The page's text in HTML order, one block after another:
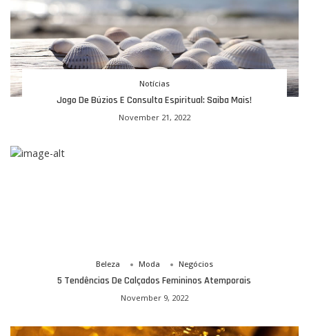
Notícias
Jogo De Búzios E Consulta Espiritual: Saiba Mais!
November 21, 2022
Beleza Moda Negócios
5 Tendências De Calçados Femininos Atemporais
November 9, 2022